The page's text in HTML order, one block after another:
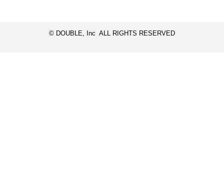
© DOUBLE, Inc ALL RIGHTS RESERVED